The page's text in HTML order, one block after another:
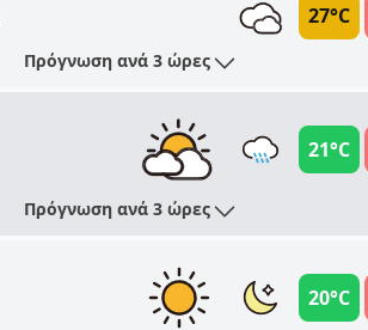
27°C
Πρόγνωση ανά 3 ώρες
21°C
Πρόγνωση ανά 3 ώρες
20°C